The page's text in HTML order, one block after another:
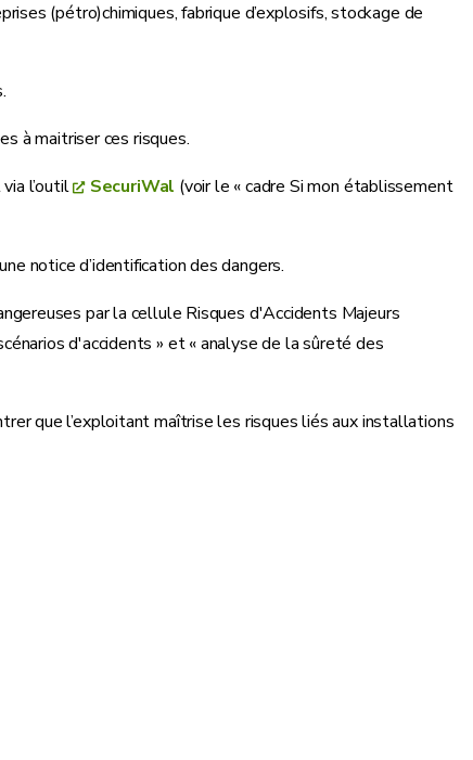
(pétro)chimiques, fabrique d’explosifs, stockage de
à maitriser ces risques.
l’outil
SecuriWal (voir le « cadre Si mon établissement
notice d’identification des dangers.
par la cellule Risques d'Accidents Majeurs
d'accidents » et « analyse de la sûreté des
que l’exploitant maîtrise les risques liés aux installations